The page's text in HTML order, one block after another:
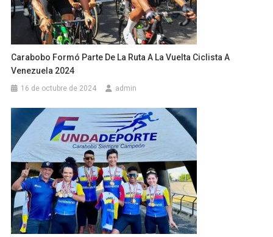
Carabobo Formó Parte De La Ruta A La Vuelta Ciclista A
Venezuela 2024
16 de octubre de 2024 admin